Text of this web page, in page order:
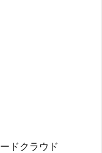
ドクラウド